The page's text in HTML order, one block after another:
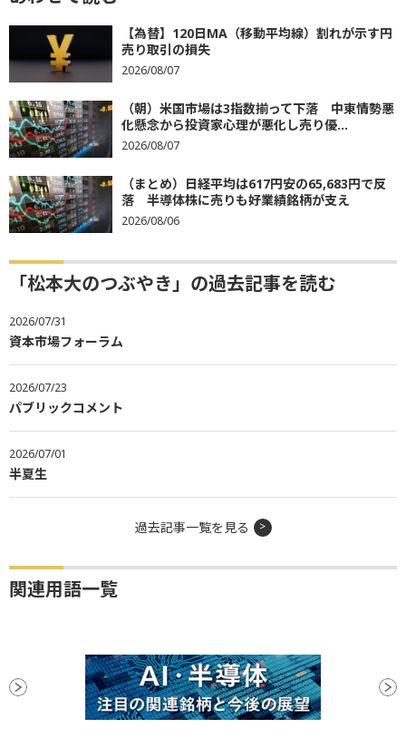
【為替】120日MA（移動平均線）割れが示す円
売り取引の損失
2026/08/07
（朝）米国市場は3指数揃って下落 中東情勢悪
化懸念から投資家心理が悪化し売り優...
2026/08/07
（まとめ）日経平均は617円安の65,683円で反
落 半導体株に売りも好業績銘柄が支え
2026/08/06
「松本大のつぶやき」の過去記事を読む
2026/07/31
資本市場フォーラム
2026/07/23
パブリックコメント
2026/07/01
半夏生
過去記事一覧を見る
関連用語一覧